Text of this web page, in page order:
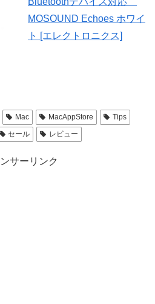
MOSOUND Echoes ホワイ
ト [エレクトロニクス]
Mac MacAppStore
Tips
セール レビュー
サーリンク